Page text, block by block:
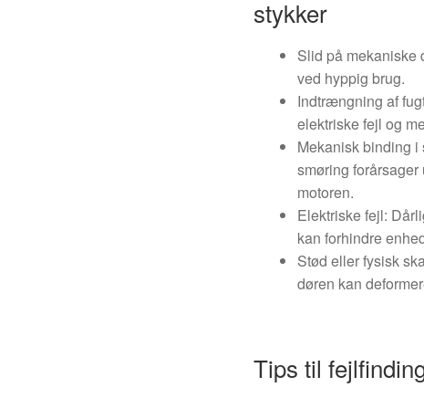
stykker
Slid på mekaniske
ved hyppig brug.
Indtrængning af
elektriske fejl og
Mekanisk binding
smøring
motoren.
Elektriske fejl:
kan forhindre
Stød eller fysisk
døren kan
Tips til